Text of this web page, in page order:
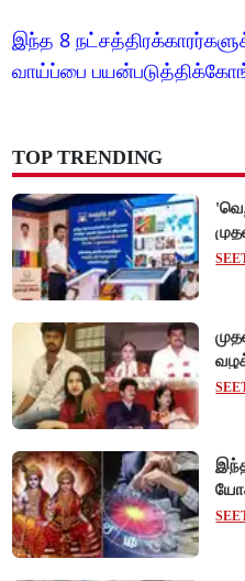
இந்த 8
வாய்ப்பை
TOP TRENDING